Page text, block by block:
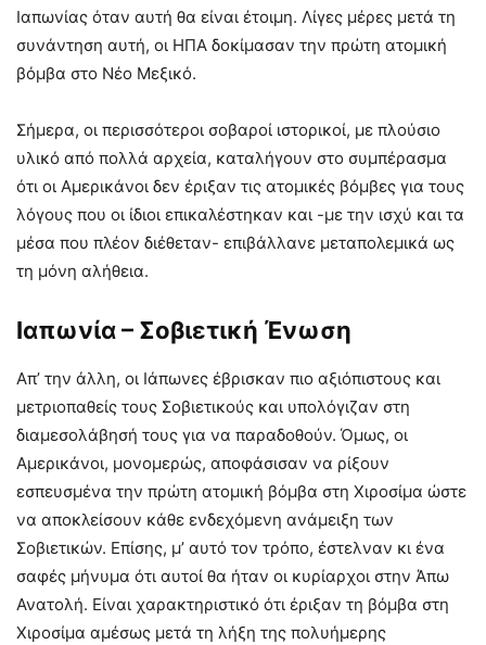
Ιαπωνίας όταν αυτή θα είναι έτοιμη. Λίγες μέρες μετά τη
συνάντηση αυτή, οι ΗΠΑ δοκίμασαν την πρώτη ατομική
βόμβα στο Νέο Μεξικό.
Σήμερα, οι περισσότεροι σοβαροί ιστορικοί, με πλούσιο
υλικό από πολλά αρχεία, καταλήγουν στο συμπέρασμα
ότι οι Αμερικάνοι δεν έριξαν τις ατομικές βόμβες για τους
λόγους που οι ίδιοι επικαλέστηκαν και -με την ισχύ και τα
μέσα που πλέον διέθεταν- επιβάλλανε μεταπολεμικά ως
τη μόνη αλήθεια.
Ιαπωνία – Σοβιετική Ένωση
Απ’ την άλλη, οι Ιάπωνες έβρισκαν πιο αξιόπιστους και
μετριοπαθείς τους Σοβιετικούς και υπολόγιζαν στη
διαμεσολάβησή τους για να παραδοθούν. Όμως, οι
Αμερικάνοι, μονομερώς, αποφάσισαν να ρίξουν
εσπευσμένα την πρώτη ατομική βόμβα στη Χιροσίμα ώστε
να αποκλείσουν κάθε ενδεχόμενη ανάμειξη των
Σοβιετικών. Επίσης, μ’ αυτό τον τρόπο, έστελναν κι ένα
σαφές μήνυμα ότι αυτοί θα ήταν οι κυρίαρχοι στην Άπω
Ανατολή. Είναι χαρακτηριστικό ότι έριξαν τη βόμβα στη
Χιροσίμα αμέσως μετά τη λήξη της πολυήμερης